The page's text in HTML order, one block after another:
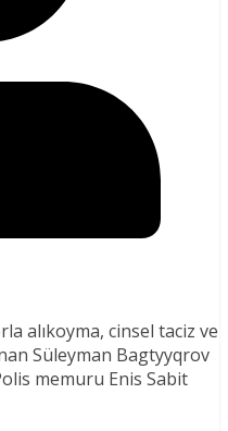
alıkoyma, cinsel taciz ve
Süleyman Bagtyyqrov
memuru Enis Sabit